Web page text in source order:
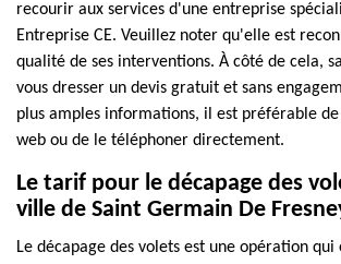
recourir aux services d'une entreprise
Entreprise CE. Veuillez noter qu'elle est
qualité de ses interventions. À côté de cela,
vous dresser un devis gratuit et sans
plus amples informations, il est préférable
web ou de le téléphoner directement.
Le tarif pour le décapage des
ville de Saint Germain De
Le décapage des volets est une opération qui